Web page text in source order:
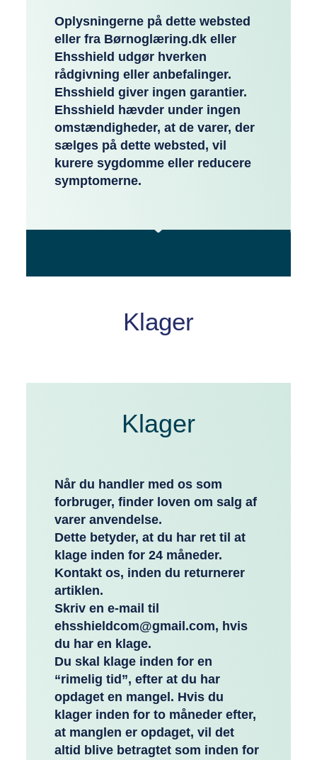
Oplysningerne på dette websted
eller fra Børnoglæring.dk eller
Ehsshield udgør hverken
rådgivning eller anbefalinger.
Ehsshield giver ingen garantier.
Ehsshield hævder under ingen
omstændigheder, at de varer, der
sælges på dette websted, vil
kurere sygdomme eller reducere
symptomerne.
Klager
Klager
Når du handler med os som
forbruger, finder loven om salg af
varer anvendelse.
Dette betyder, at du har ret til at
klage inden for 24 måneder.
Kontakt os, inden du returnerer
artiklen.
Skriv en e-mail til
ehsshieldcom@gmail.com, hvis
du har en klage.
Du skal klage inden for en
“rimelig tid”, efter at du har
opdaget en mangel. Hvis du
klager inden for to måneder efter,
at manglen er opdaget, vil det
altid blive betragtet som inden for